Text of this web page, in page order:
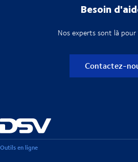
Besoin
Nos experts sont là pour
Contactez-
Outils en ligne